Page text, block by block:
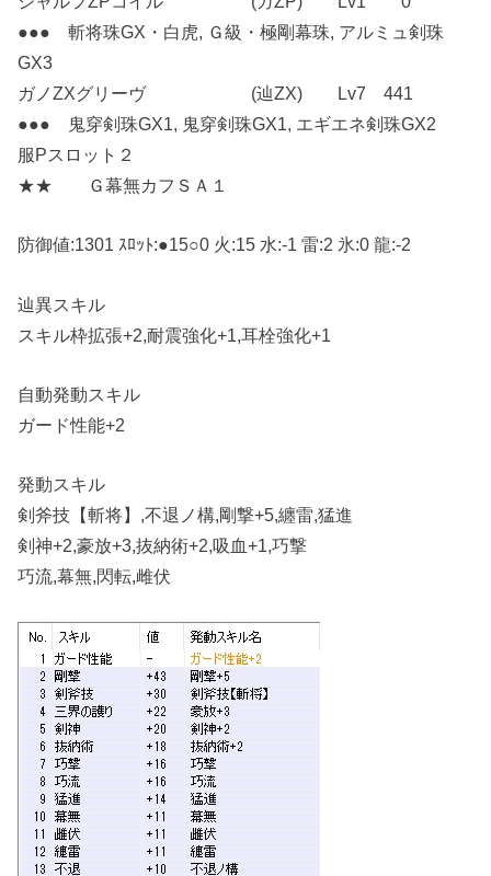
●●● 斬将珠GX・白虎, Ｇ級・極剛幕珠, アルミュ剣珠
GX3
ガノZXグリーヴ (辿ZX) Lv7 441
●●● 鬼穿剣珠GX1, 鬼穿剣珠GX1, エギエネ剣珠GX2
服Pスロット２
★★ Ｇ幕無カフＳＡ１
防御値:1301 ｽﾛｯﾄ:●15○0 火:15 水:-1 雷:2 氷:0 龍:-2
辿異スキル
スキル枠拡張+2,耐震強化+1,耳栓強化+1
自動発動スキル
ガード性能+2
発動スキル
剣斧技【斬将】,不退ノ構,剛撃+5,纏雷,猛進
剣神+2,豪放+3,抜納術+2,吸血+1,巧撃
巧流,幕無,閃転,雌伏